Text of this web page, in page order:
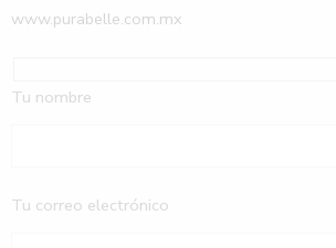
www.purabelle.com.mx
Tu nombre
Tu correo electrónico